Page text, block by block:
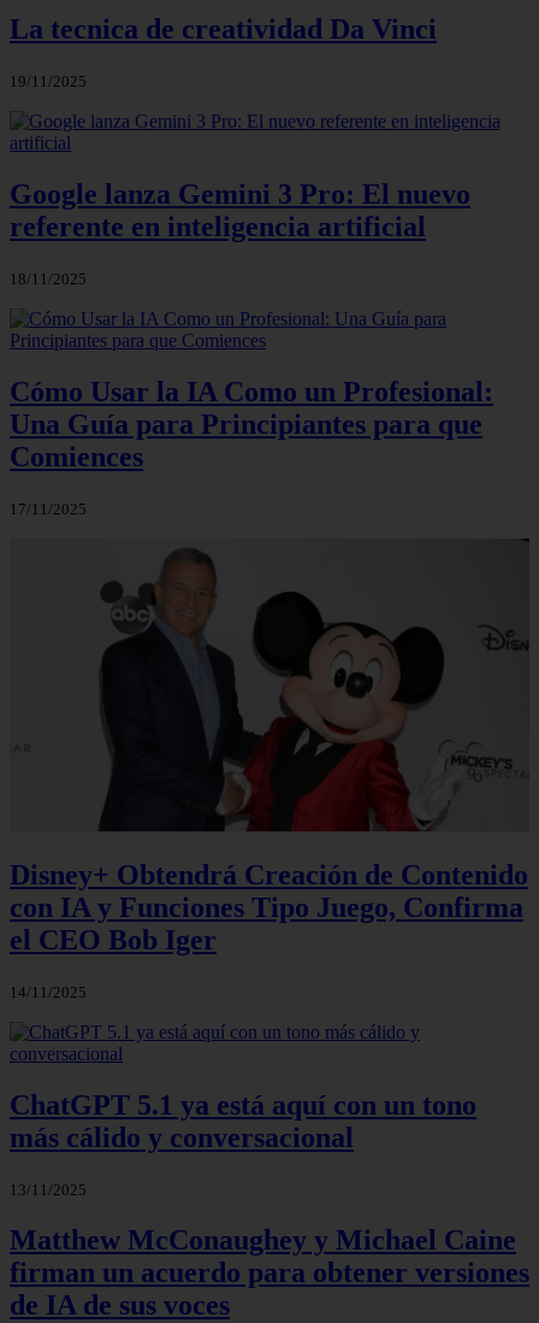
La tecnica de creatividad Da Vinci
19/11/2025
Google lanza Gemini 3 Pro: El nuevo
referente en inteligencia artificial
18/11/2025
Cómo Usar la IA Como un Profesional:
Una Guía para Principiantes para que
Comiences
17/11/2025
Disney+ Obtendrá Creación de Contenido
con IA y Funciones Tipo Juego, Confirma
el CEO Bob Iger
14/11/2025
ChatGPT 5.1 ya está aquí con un tono
más cálido y conversacional
13/11/2025
Matthew McConaughey y Michael Caine
firman un acuerdo para obtener versiones
de IA de sus voces